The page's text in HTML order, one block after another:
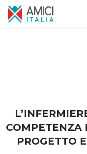
COMPETENZA
PROGETTO